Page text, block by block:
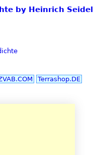
by Heinrich Seidel
Terrashop.DE